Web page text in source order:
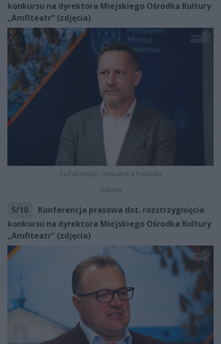
konkursu na dyrektora Miejskiego Ośrodka Kultury
„Amfiteatr” (zdjęcia)
CoZaDzień.pl /Aleksandra Podlaska
REKLAMA
5/10
Konferencja prasowa dot. rozstrzygnięcia
konkursu na dyrektora Miejskiego Ośrodka Kultury
„Amfiteatr” (zdjęcia)